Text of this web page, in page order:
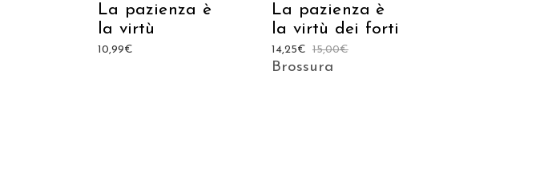
La pazienza è
la virtù
10,99€
La pazienza è
la virtù dei forti
15,00€
14,25€
Brossura